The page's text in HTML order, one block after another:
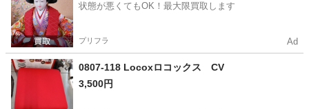
状態が悪くてもOK！最大限買取します
プリフラ Ad
0807-118 Locoxロコックス CV
3,500円